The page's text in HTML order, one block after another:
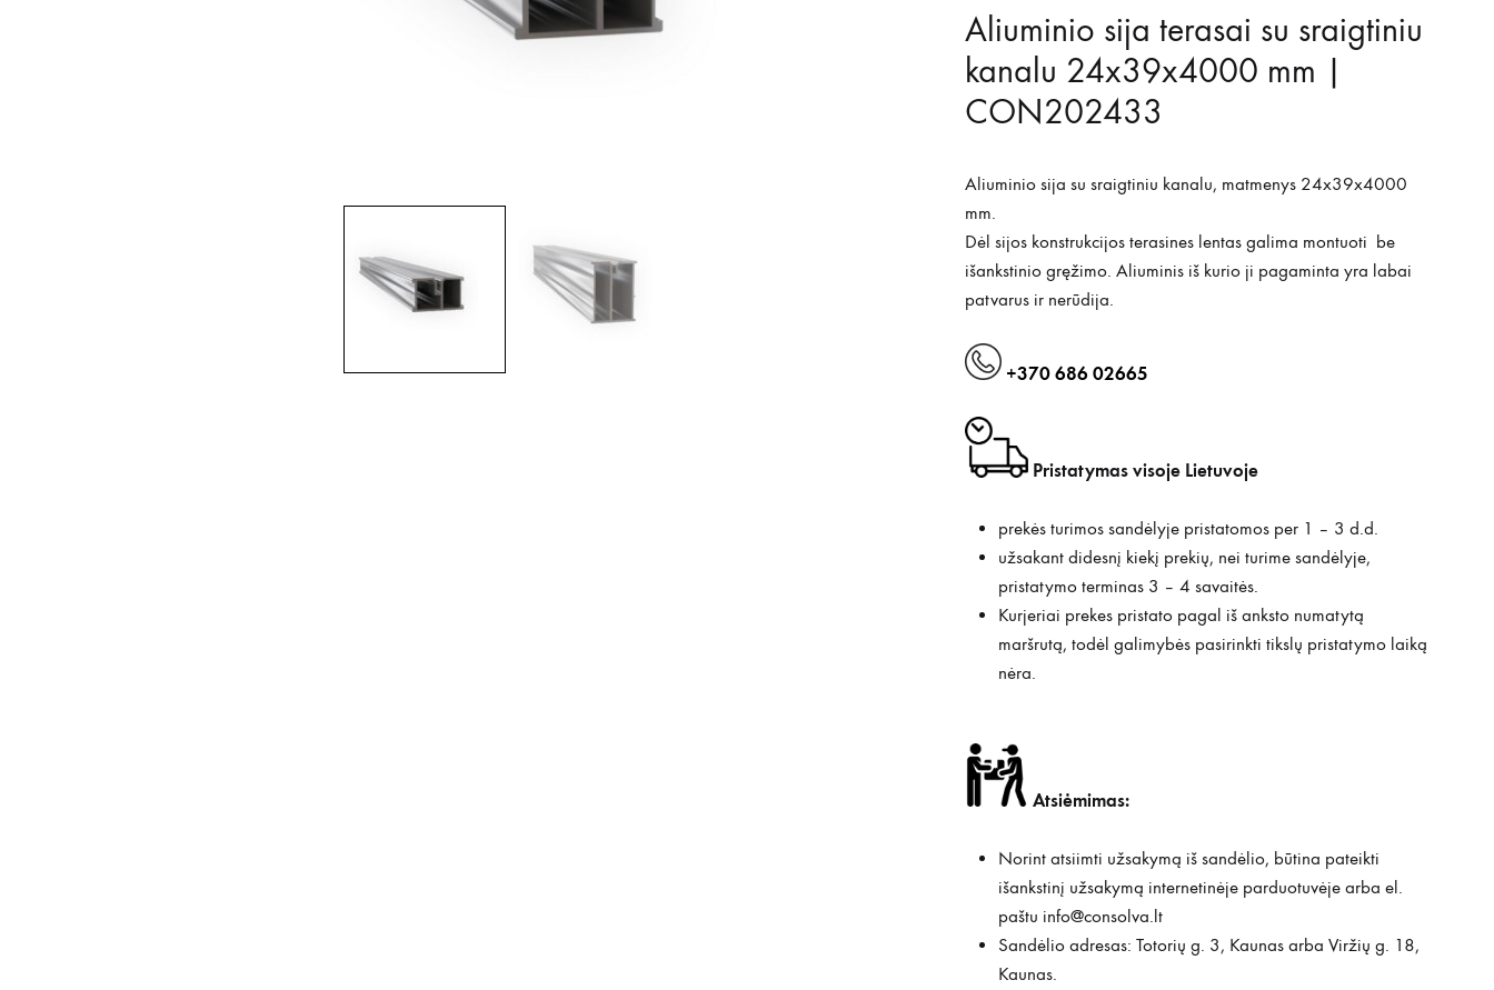
Aliuminio sija terasai su sraigtiniu
kanalu 24x39x4000 mm |
CON202433
Aliuminio sija su sraigtiniu kanalu, matmenys 24x39x4000
mm.
Dėl sijos konstrukcijos terasines lentas galima montuoti be
išankstinio gręžimo. Aliuminis iš kurio ji pagaminta yra labai
patvarus ir nerūdija.
+370 686 02665
Pristatymas visoje Lietuvoje
prekės turimos sandėlyje pristatomos per 1 – 3 d.d.
užsakant didesnį kiekį prekių, nei turime sandėlyje,
pristatymo terminas 3 – 4 savaitės.
Kurjeriai prekes pristato pagal iš anksto numatytą
maršrutą, todėl galimybės pasirinkti tikslų pristatymo laiką
nėra.
Atsiėmimas:
Norint atsiimti užsakymą iš sandėlio, būtina pateikti
išankstinį užsakymą internetinėje parduotuvėje arba el.
paštu info@consolva.lt
Sandėlio adresas: Totorių g. 3, Kaunas arba Viržių g. 18,
Kaunas.